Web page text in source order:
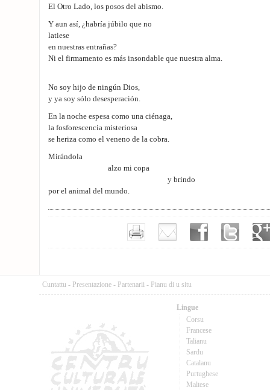
El Otro Lado, los posos del abismo.
Y aun así, ¿habría júbilo que no
latiese
en nuestras entrañas?
Ni el firmamento es más insondable que nuestra alma.
No soy hijo de ningún Dios,
y ya soy sólo desesperación.
En la noche espesa como una ciénaga,
la fosforescencia misteriosa
se heriza como el veneno de la cobra.
Mirándola
alzo mi copa
y brindo
por el animal del mundo.
Cuntattu - Presentazione - Partenarii - Pianu di u situ
Lingue
Corsu
Francese
Talianu
Sardu
Catalanu
Purtughese
Maltese